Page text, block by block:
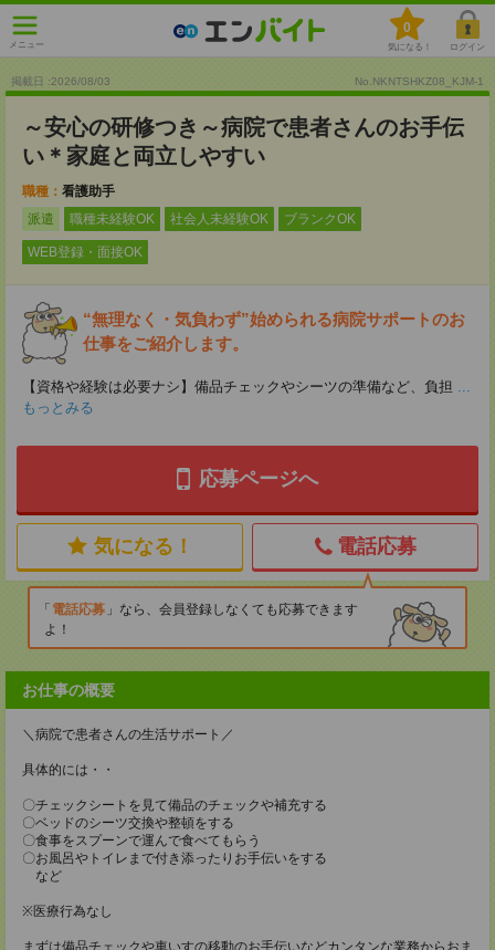
メニュー
0
気になる！ ログイン
掲載日 :2026/08/03 No.NKNTSHKZ08_KJM-1
～安心の研修つき～病院で患者さんのお手伝
い＊家庭と両立しやすい
職種： 看護助手
派遣
職種未経験OK 社会人未経験OK ブランクOK
WEB登録・面接OK
“無理なく・気負わず”始められる病院サポートのお
仕事をご紹介します。
【資格や経験は必要ナシ】備品チェックやシーツの準備など、負担 ...
もっとみる
応募ページへ
気になる！ 電話応募
電話応募
なら、会員登録しなくても応募できます
よ！
お仕事の概要
＼病院で患者さんの生活サポート／
具体的には・・
〇チェックシートを見て備品のチェックや補充する
〇ベッドのシーツ交換や整頓をする
〇食事をスプーンで運んで食べてもらう
〇お風呂やトイレまで付き添ったりお手伝いをする
など
※医療行為なし
まずは備品チェックや車いすの移動のお手伝いなどカンタンな業務からおま